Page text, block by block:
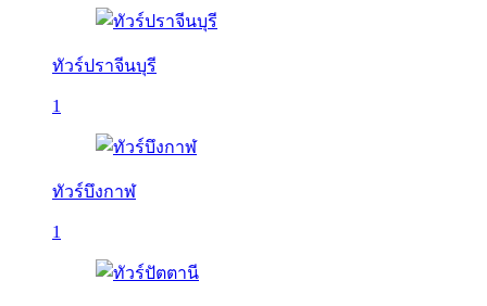
ทัวร์ปราจีนบุรี
1
ทัวร์บึงกาฬ
1